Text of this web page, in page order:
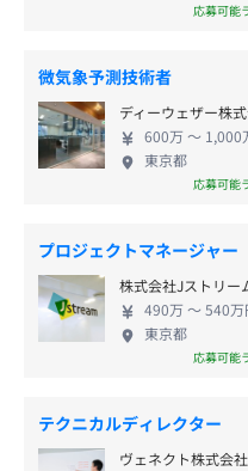
応募可能
微気象予測技術者
ディーウェザー株
600万 〜 1,000
東京都
応募可能
プロジェクトマネージャー
株式会社Jストリー
490万 〜 540万
東京都
応募可能
テクニカルディレクター
ヴェネクト株式会社